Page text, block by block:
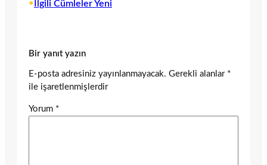
• İlgili Cümleler Yeni
Bir yanıt yazın
E-posta adresiniz yayınlanmayacak. Gerekli alanlar *
ile işaretlenmişlerdir
Yorum *